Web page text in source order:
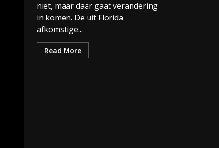
niet, maar daar gaat verandering
in komen. De uit Florida
afkomstige...
Read More